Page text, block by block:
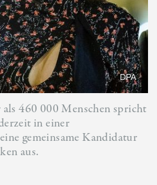
DPA
460 000 Menschen spricht
in einer
gemeinsame Kandidatur
aus.